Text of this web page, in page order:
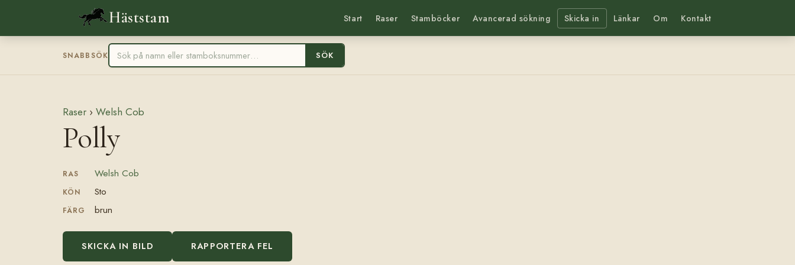
Häststam Start Raser Stamböcker Avancerad sökning Skicka in Länkar Om Kontakt
SNABBSÖK SÖK
Raser › Welsh Cob
Polly
RAS Welsh Cob
KÖN Sto
FÄRG brun
SKICKA IN BILD RAPPORTERA FEL